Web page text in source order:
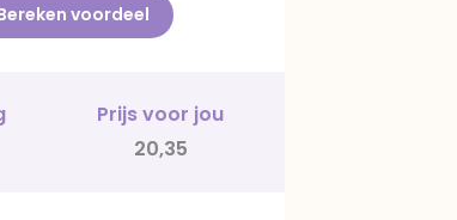
voordeel
Prijs voor jou
20,35